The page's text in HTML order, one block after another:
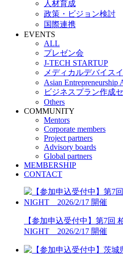
人材育成
政策・ビジョン検討
国際連携
EVENTS
ALL
プレゼン会
J-TECH STARTUP
メディカルデバイス
Asian Entrepreneurship
ビジネスプラン作成
Others
COMMUNITY
Mentors
Corporate members
Project partners
Advisory boards
Global partners
MEMBERSHIP
CONTACT
【参加申込受付中】第7回
NIGHT 2026/2/17 開催